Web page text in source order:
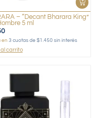
– “Decant Bharara King”
5 ml
en 3 cuotas de $1.450 sin interés
carrito